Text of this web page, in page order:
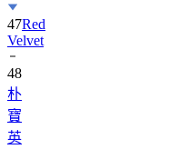
47Red
Velvet
48
朴
寶
英